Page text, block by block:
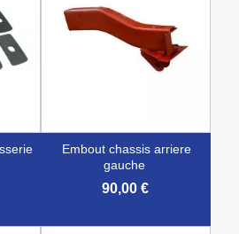
embout chassis arriere
gauche
90,00 €